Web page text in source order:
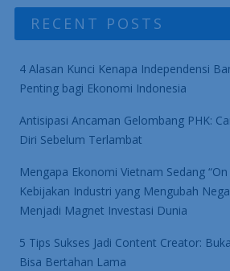
RECENT POSTS
4 Alasan Kunci Kenapa Independensi
Penting bagi Ekonomi Indonesia
Antisipasi Ancaman Gelombang PHK:
Diri Sebelum Terlambat
Mengapa Ekonomi Vietnam Sedang “On
Kebijakan Industri yang Mengubah
Menjadi Magnet Investasi Dunia
5 Tips Sukses Jadi Content Creator:
Bisa Bertahan Lama